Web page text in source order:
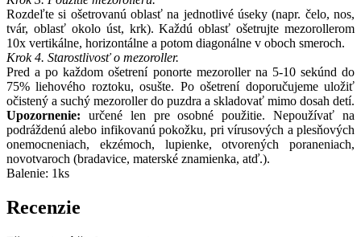
Rozdeľte si ošetrovanú oblasť na jednotlivé úseky (napr. čelo, nos,
tvár, oblasť okolo úst, krk). Každú oblasť ošetrujte mezorollerom
10x vertikálne, horizontálne a potom diagonálne v oboch smeroch.
Krok 4. Starostlivosť o mezoroller.
Pred a po každom ošetrení ponorte mezoroller na 5-10 sekúnd do
75% liehového roztoku, osušte. Po ošetrení doporučujeme uložiť
očistený a suchý mezoroller do puzdra a skladovať mimo dosah detí.
Upozornenie: určené len pre osobné použitie. Nepoužívať na
podráždenú alebo infikovanú pokožku, pri vírusových a plesňových
onemocneniach, ekzémoch, lupienke, otvorených poraneniach,
novotvaroch (bradavice, materské znamienka, atď.).
Balenie: 1ks
Recenzie